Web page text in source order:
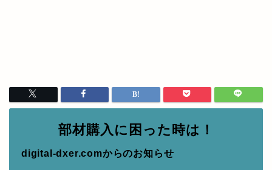
部材購入に困った時は！
digital-dxer.comからのお知らせ